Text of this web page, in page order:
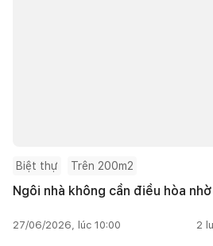
Biệt thự Trên 200m2
Ngôi nhà không cần điều hòa
27/06/2026, lúc 10:00 2